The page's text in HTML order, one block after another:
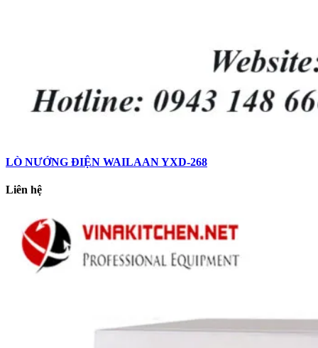
LÒ NƯỚNG ĐIỆN WAILAAN YXD-268
Liên hệ